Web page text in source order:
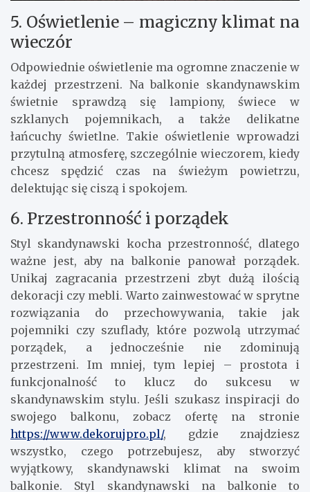
5. Oświetlenie – magiczny klimat na
wieczór
Odpowiednie oświetlenie ma ogromne znaczenie w
każdej przestrzeni. Na balkonie skandynawskim
świetnie sprawdzą się lampiony, świece w
szklanych pojemnikach, a także delikatne
łańcuchy świetlne. Takie oświetlenie wprowadzi
przytulną atmosferę, szczególnie wieczorem, kiedy
chcesz spędzić czas na świeżym powietrzu,
delektując się ciszą i spokojem.
6. Przestronność i porządek
Styl skandynawski kocha przestronność, dlatego
ważne jest, aby na balkonie panował porządek.
Unikaj zagracania przestrzeni zbyt dużą ilością
dekoracji czy mebli. Warto zainwestować w sprytne
rozwiązania do przechowywania, takie jak
pojemniki czy szuflady, które pozwolą utrzymać
porządek, a jednocześnie nie zdominują
przestrzeni. Im mniej, tym lepiej – prostota i
funkcjonalność to klucz do sukcesu w
skandynawskim stylu. Jeśli szukasz inspiracji do
swojego balkonu, zobacz ofertę na stronie
https://www.dekorujpro.pl/, gdzie znajdziesz
wszystko, czego potrzebujesz, aby stworzyć
wyjątkowy, skandynawski klimat na swoim
balkonie. Styl skandynawski na balkonie to